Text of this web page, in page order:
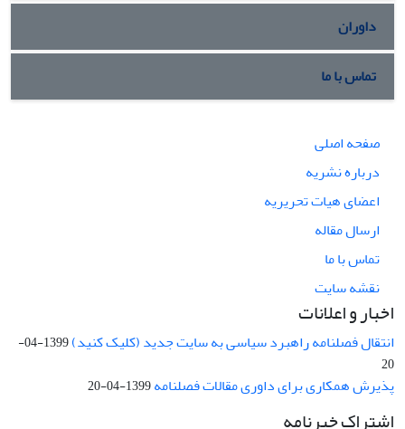
داوران
تماس با ما
صفحه اصلی
درباره نشریه
اعضای هیات تحریریه
ارسال مقاله
تماس با ما
نقشه سایت
اخبار و اعلانات
انتقال فصلنامه راهبرد سیاسی به سایت جدید (کلیک کنید)
1399-04-
20
پذیرش همکاری برای داوری مقالات فصلنامه1399-04-20
اشتراک خبرنامه